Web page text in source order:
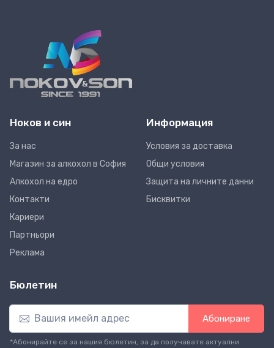
Ноков и син
За нас
Магазин за алкохол в София
Алкохол на едро
Контакти
Кариери
Партньори
Реклама
Информация
Условия за доставка
Общи условия
Защита на личните данни
Бисквитки
Бюлетин
Абониране
*Абонирайте се за нашия бюлетин, за да получавате актуални